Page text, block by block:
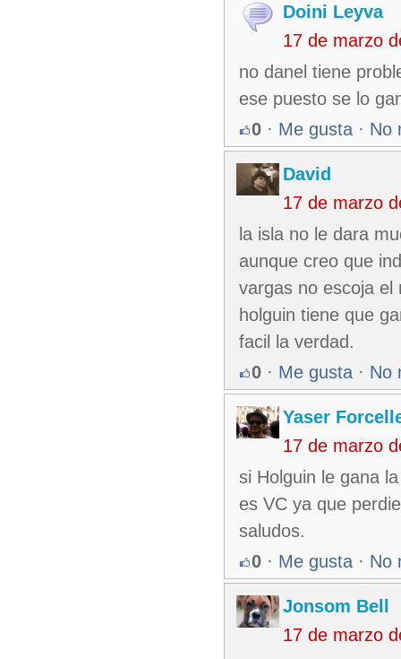
Doini Leyva
17 de marzo
no danel tiene
ese puesto se lo
0 · Me gusta · No
David
17 de marzo
la isla no le dara
aunque creo que
vargas no escoja el
holguin tiene que
facil la verdad.
0 · Me gusta · No
Yaser
17 de marzo
si Holguin le gana
es VC ya que
saludos.
0 · Me gusta · No
Jonsom Bell
17 de marzo